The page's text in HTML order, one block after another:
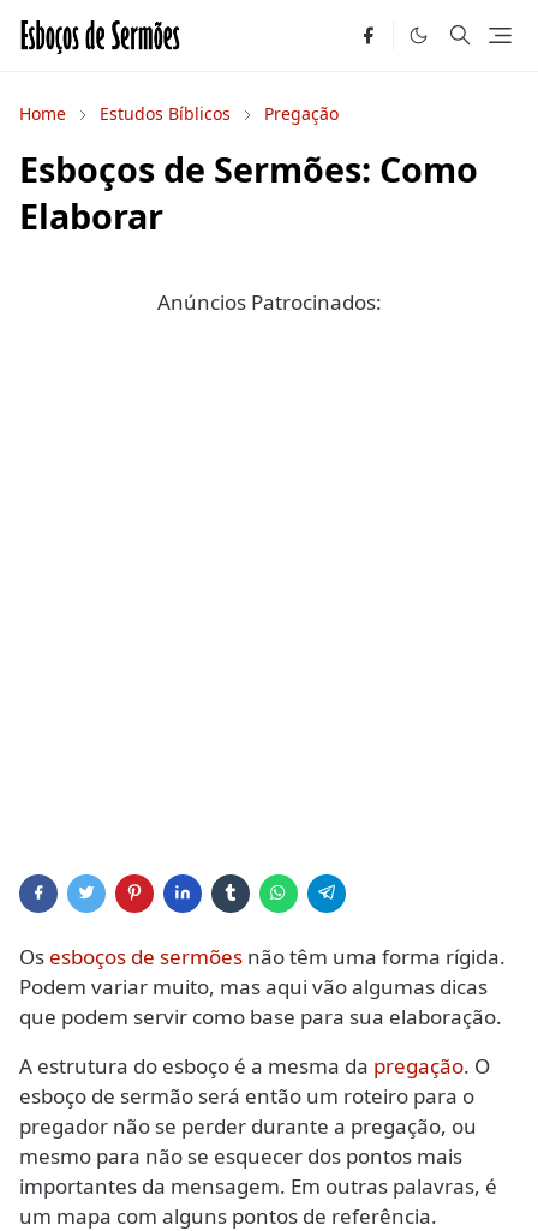
Home Estudos Bíblicos Pregação
Esboços de Sermões: Como
Elaborar
Anúncios Patrocinados:
Os esboços de sermões não têm uma forma rígida.
Podem variar muito, mas aqui vão algumas dicas
que podem servir como base para sua elaboração.
A estrutura do esboço é a mesma da pregação. O
esboço de sermão será então um roteiro para o
pregador não se perder durante a pregação, ou
mesmo para não se esquecer dos pontos mais
importantes da mensagem. Em outras palavras, é
um mapa com alguns pontos de referência.